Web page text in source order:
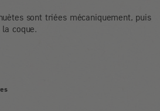
sont triées mécaniquement, puis
coque.